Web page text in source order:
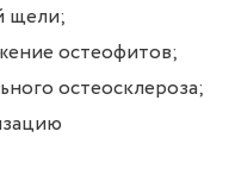
щели;
остеофитов;
остеосклероза;